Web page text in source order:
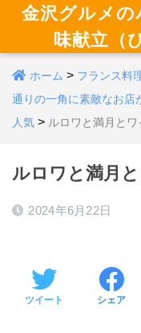
金沢グルメ
味献立（
ホーム > フランス料
通りの一角に素敵なお店
人気 > ルロワと満月とワ
ルロワと満月
2024年6月22日
ツイート シェア